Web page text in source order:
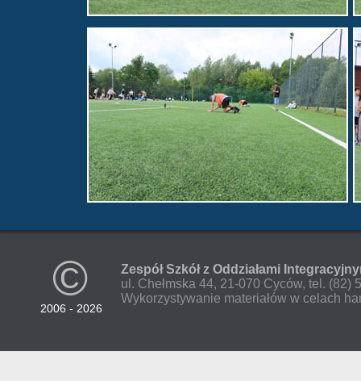
©
2006 - 2026
Zespół Szkół z Oddziałami
ul. Chełmska 44, 21-070 Cyców, tel. (82)
Wykorzystywanie materiałów w celach